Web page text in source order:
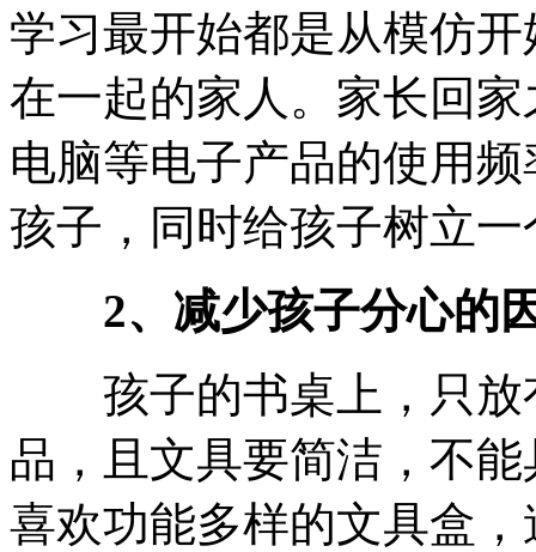
学习最开始都是从模仿
在一起的家人。家长回
电脑等电子产品的使用
孩子，同时给孩子树立
2、减少孩子分心的
孩子的书桌上，只放
品，且文具要简洁，不
喜欢功能多样的文具盒